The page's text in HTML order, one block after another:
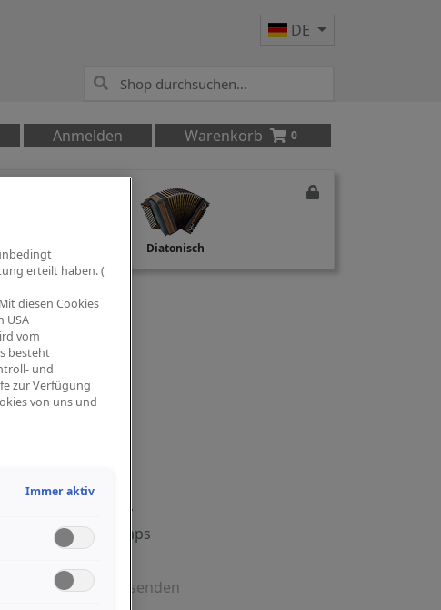
DE
Anmelden Warenkorb 0
Studio Recording Diatonisch
Bernhard Galler
Gitarre, Bass, Amps
08654-4628-39
E-Mail senden
erteilt haben. (
diesen Cookies
USA
vom
besteht
und
zur Verfügung
von uns und
Immer aktiv